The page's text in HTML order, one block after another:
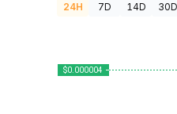
24H 7D 14D 30D